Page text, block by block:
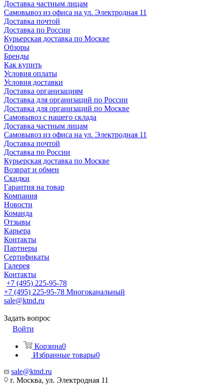
Доставка частным лицам
Самовывоз из офиса на ул. Электродная 11
Доставка почтой
Доставка по России
Курьерская доставка по Москве
Обзоры
Бренды
Как купить
Условия оплаты
Условия доставки
Доставка организациям
Доставка для организаций по России
Доставка для организаций по Москве
Самовывоз с нашего склада
Доставка частным лицам
Самовывоз из офиса на ул. Электродная 11
Доставка почтой
Доставка по России
Курьерская доставка по Москве
Возврат и обмен
Скидки
Гарантия на товар
Компания
Новости
Команда
Отзывы
Карьера
Контакты
Партнеры
Сертификаты
Галерея
Контакты
+7 (495) 225-95-78
+7 (495) 225-95-78 Многоканальный
sale@ktnd.ru
Задать вопрос
Войти
Корзина0
Избранные товары0
sale@ktnd.ru
г. Москва, ул. Электродная 11